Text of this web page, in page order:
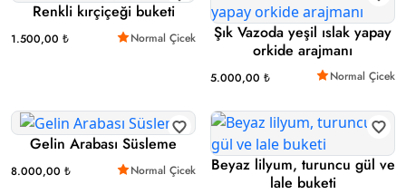
Renkli kırçiçeği buketi
1.500,00 ₺ Normal Çicek
Şık Vazoda yeşil ıslak yapay
orkide arajmanı
5.000,00 ₺ Normal Çicek
Gelin Arabası Süsleme
8.000,00 ₺ Normal Çicek
Beyaz lilyum, turuncu gül ve
lale buketi